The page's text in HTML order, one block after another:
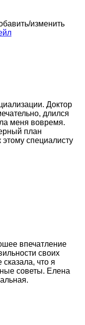
изменить
Доктор
длился
меня вовремя.
план
специалисту
впечатление
своих
что я
советы. Елена